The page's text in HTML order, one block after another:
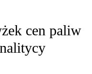
cen paliw